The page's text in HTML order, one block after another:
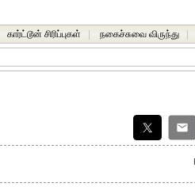
கார்ட்டூன் சிரிப்புகள் நகைச்சுவை விருந்து